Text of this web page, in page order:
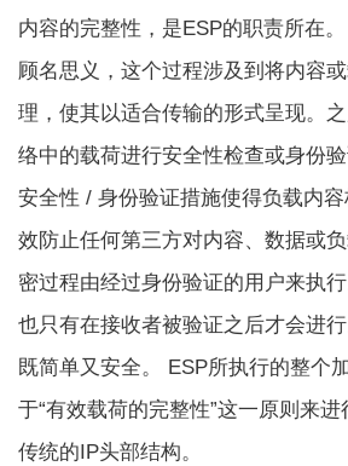
内容的完整性，是ESP的职责所在。
顾名思义，这个过程涉及到将内容
理，使其以适合传输的形式呈现。
络中的载荷进行安全性检查或身份验
安全性 / 身份验证措施使得负载内
效防止任何第三方对内容、数据或
密过程由经过身份验证的用户来执
也只有在接收者被验证之后才会进
既简单又安全。 ESP所执行的整个
于“有效载荷的完整性”这一原则来
传统的IP头部结构。